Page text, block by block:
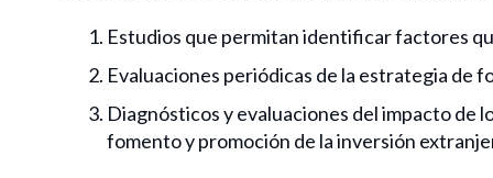
Estudios que permitan identificar factores
Evaluaciones periódicas de la estrategia de
Diagnósticos y evaluaciones del impacto de
fomento y promoción de la inversión